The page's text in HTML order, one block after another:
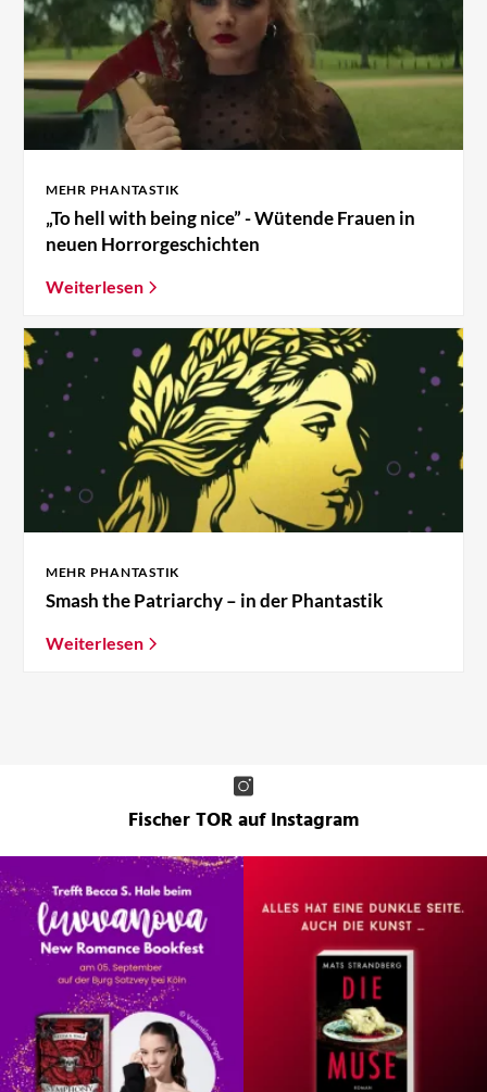
MEHR PHANTASTIK
„To hell with being nice” - Wütende Frauen in
neuen Horrorgeschichten
Weiterlesen
MEHR PHANTASTIK
Smash the Patriarchy – in der Phantastik
Weiterlesen
Fischer TOR auf Instagram